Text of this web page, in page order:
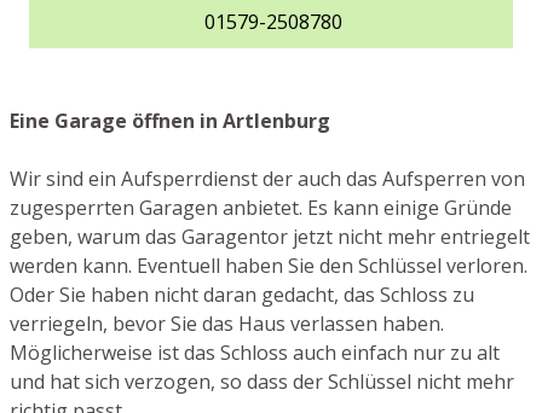
01579-2508780
Eine Garage öffnen in Artlenburg
Wir sind ein Aufsperrdienst der auch das Aufsperren von
zugesperrten Garagen anbietet. Es kann einige Gründe
geben, warum das Garagentor jetzt nicht mehr entriegelt
werden kann. Eventuell haben Sie den Schlüssel verloren.
Oder Sie haben nicht daran gedacht, das Schloss zu
verriegeln, bevor Sie das Haus verlassen haben.
Möglicherweise ist das Schloss auch einfach nur zu alt
und hat sich verzogen, so dass der Schlüssel nicht mehr